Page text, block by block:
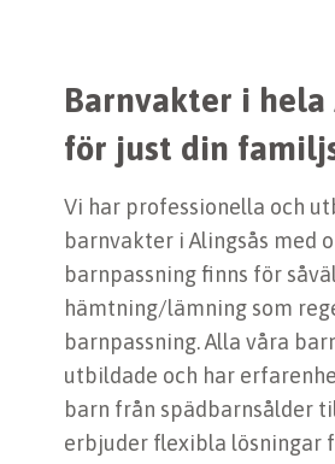
Barnvakter i hela
för just din
Vi har professionella och
barnvakter i Alingsås med
barnpassning finns för
hämtning/lämning som
barnpassning. Alla våra
utbildade och har
barn från spädbarnsålder
erbjuder flexibla lösningar